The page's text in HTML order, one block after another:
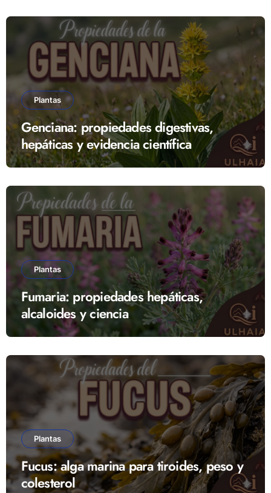
Plantas
Genciana: propiedades digestivas,
hepáticas y evidencia científica
Plantas
Fumaria: propiedades hepáticas,
alcaloides y ciencia
Plantas
Fucus: alga marina para tiroides, peso y
colesterol